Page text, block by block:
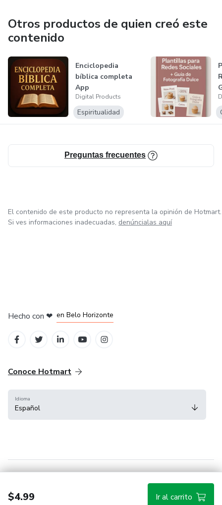
Otros productos de quien creó este
contenido
Enciclopedia
bíblica completa
App
Digital Products
Espiritualidad
Preguntas frecuentes
$4.99 Ir al carrito
El contenido de este producto no representa la opinión de Hotmart.
Si ves informaciones inadecuadas, denúncialas aquí
Hecho con ❤ en Belo Horizonte
Conoce Hotmart
Idioma
Español